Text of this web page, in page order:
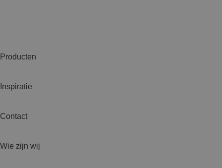
Producten
Inspiratie
Contact
Wie zijn wij